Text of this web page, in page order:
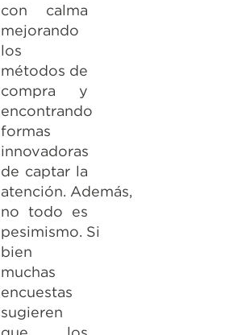
con calma
mejorando
los
métodos de
compra y
encontrando
formas
innovadoras
de captar la
atención. Además,
no todo es
pesimismo. Si
bien
muchas
encuestas
sugieren